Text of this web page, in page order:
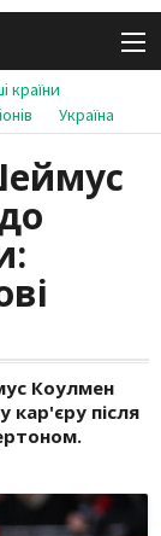
країни
Україна
Коулмен
кар'єру після